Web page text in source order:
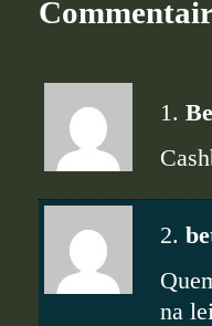
1.
2.
na